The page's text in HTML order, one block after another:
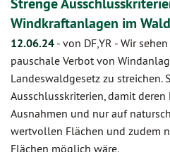
Windkraftanlagen im
12.06.24 - von DF,YR - Wir
pauschale Verbot von
Landeswaldgesetz zu streichen.
Ausschlusskriterien, damit
Ausnahmen und nur auf
wertvollen Flächen und zudem
Flächen möglich wäre.